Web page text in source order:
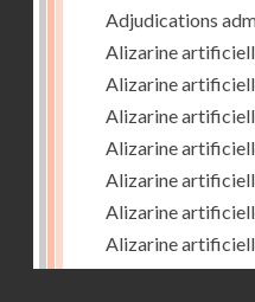
Adjudications
Alizarine
Alizarine
Alizarine
Alizarine
Alizarine
Alizarine
Alizarine
Alizarine